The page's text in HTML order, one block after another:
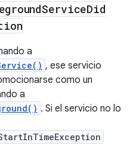
ServiceDid
a
, ese servicio
como un
a
. Si el servicio no lo